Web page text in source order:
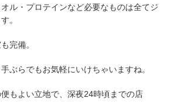
ル・プロテインなど必要なものは全てジ
。
完備。
ぶらでもお気軽にいけちゃいますね。
もよい立地で、深夜24時頃までの店